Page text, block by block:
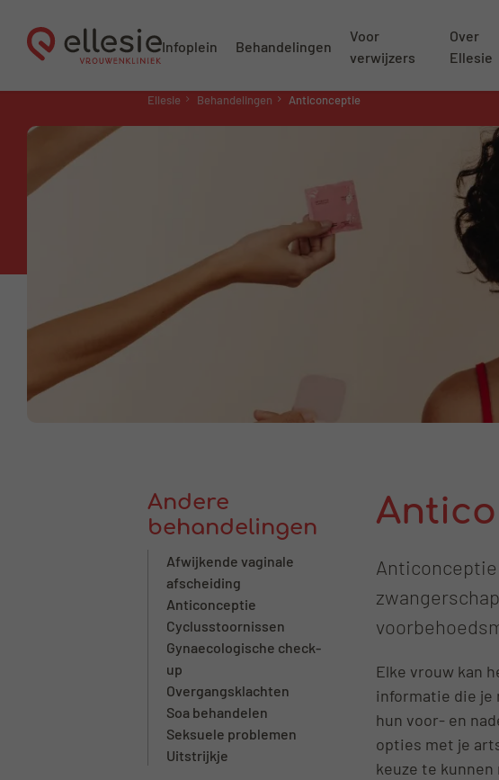
Infoplein Behandelingen
Voor
verwijzers
Over
Ellesie
Ellesie Behandelingen Anticonceptie
Anticonceptie
Elke vrouw kan
informatie die je
hun voor- en
opties met je
keuze te kunnen
Andere
behandelingen
Afwijkende vaginale
afscheiding
Anticonceptie
Cyclusstoornissen
Gynaecologische check-
up
Overgangsklachten
Soa behandelen
Seksuele problemen
Uitstrijkje